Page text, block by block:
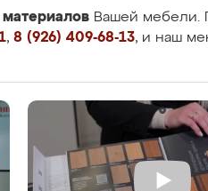
Вашей мебели.
, 8 (926) 409-68-13, и наш